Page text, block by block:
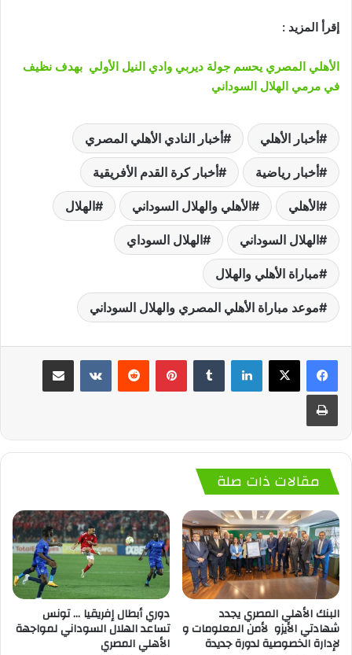
إقرأ المزيد :
الأهلي المصري يحسم جولة ديربي وادي النيل الأولي بهدف نظيف
في مرمي الهلال السوداني
أخبار الأهلي أخبار النادي الأهلي المصري
أخبار رياضية أخبار كرة القدم الأفريقية
الأهلي الأهلي والهلال السوداني الهلال
الهلال السوداني الهلال السوداي
مباراة الأهلي والهلال
موعد مباراة الأهلي المصري والهلال السوداني
لينكدإن بينتيريست
مقالات ذات صلة
البنك الأهلي المصري يجدد
شهادتي الأيزو لأمن المعلومات و
لإدارة الخصوصية لدورة جديدة
دوري أبطال إفريقيا … تونس
تساعد الهلال السوداني لمواجهة
الأهلي المصري